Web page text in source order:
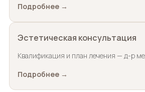
Подробнее →
Эстетическая консультация
Квалификация и план лечения — д-р
Подробнее →